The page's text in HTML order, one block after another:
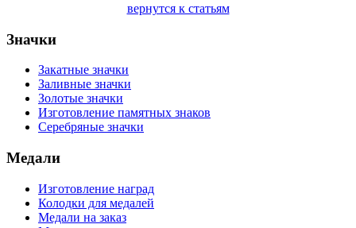
вернутся к статьям
Значки
Закатные значки
Заливные значки
Золотые значки
Изготовление памятных знаков
Серебряные значки
Медали
Изготовление наград
Колодки для медалей
Медали на заказ